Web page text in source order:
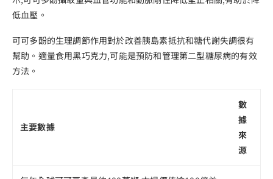
低血壓。
可可多酚的生理調節作用對於改善胰島素抵抗和糖代謝失調很有
幫助。適量食用黑巧克力,可能是預防和管理第二型糖尿病的有效
方法。
主要數據
數
據
來
源